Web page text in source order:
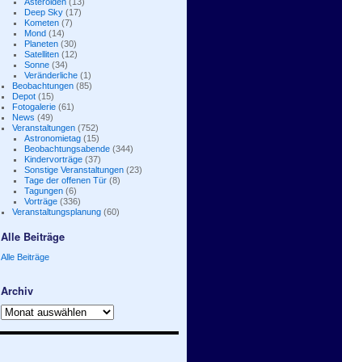
Deep Sky(17)
Kometen(7)
Mond(14)
Planeten(30)
Satelliten(12)
Sonne(34)
Veränderliche(1)
Beobachtungen (85)
Depot (15)
Fotogalerie (61)
News (49)
Veranstaltungen (752)
Astronomietag(15)
Beobachtungsabende(344)
Kindervorträge(37)
Sonstige Veranstaltungen(23)
Tage der offenen Tür(8)
Tagungen(6)
Vorträge(336)
Veranstaltungsplanung (60)
Alle Beiträge
Alle Beiträge
Archiv
Archiv